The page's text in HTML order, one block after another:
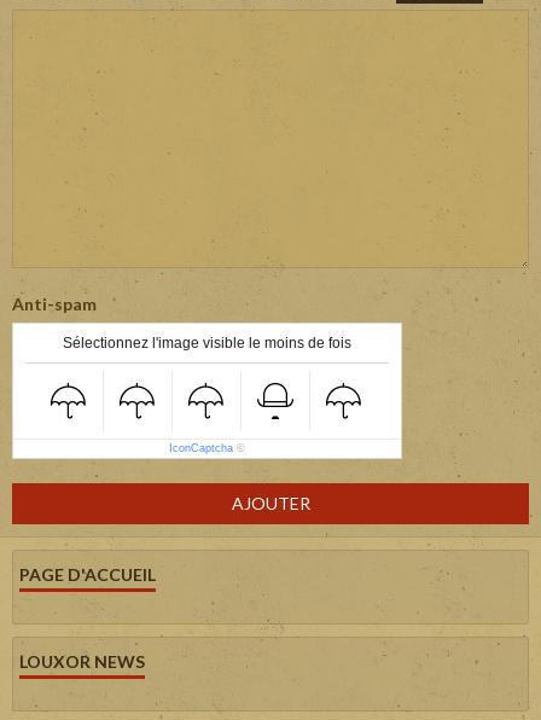
Anti-spam
Sélectionnez l'image visible le moins de fois
IconCaptcha ©
AJOUTER
PAGE D'ACCUEIL
LOUXOR NEWS